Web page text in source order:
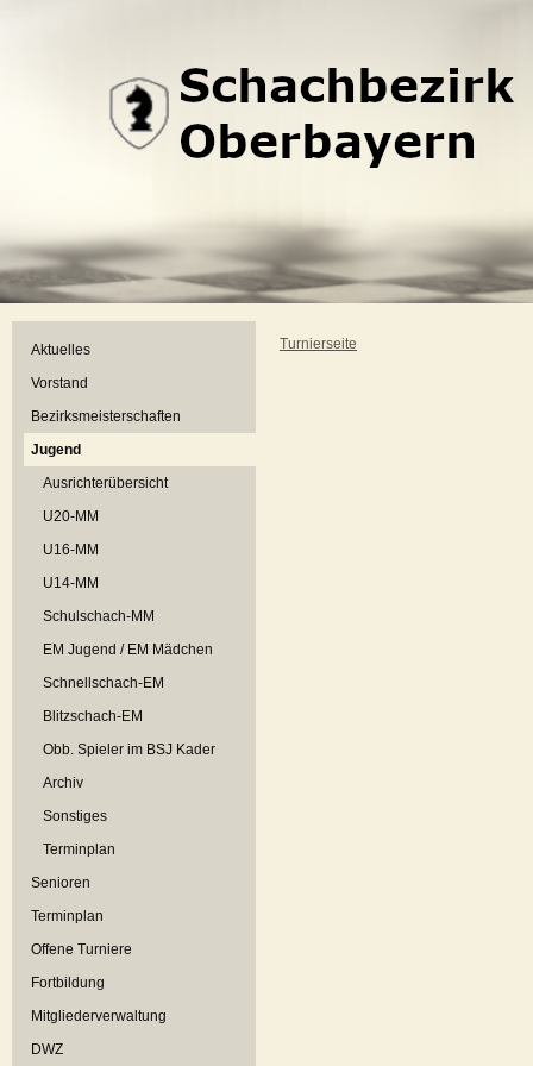
Aktuelles
Vorstand
Bezirksmeisterschaften
Jugend
Ausrichterübersicht
U20-MM
U16-MM
U14-MM
Schulschach-MM
EM Jugend / EM Mädchen
Schnellschach-EM
Blitzschach-EM
Obb. Spieler im BSJ Kader
Archiv
Sonstiges
Terminplan
Senioren
Terminplan
Offene Turniere
Fortbildung
Mitgliederverwaltung
DWZ
Turnierseite